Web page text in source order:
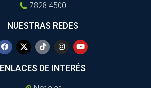
7828 4500
NUESTRAS REDES
ENLACES DE INTERÉS